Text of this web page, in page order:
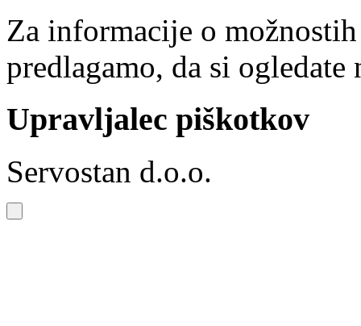
Za informacije o
predlagamo, da si ogledate
Upravljalec piškotkov
Servostan d.o.o.